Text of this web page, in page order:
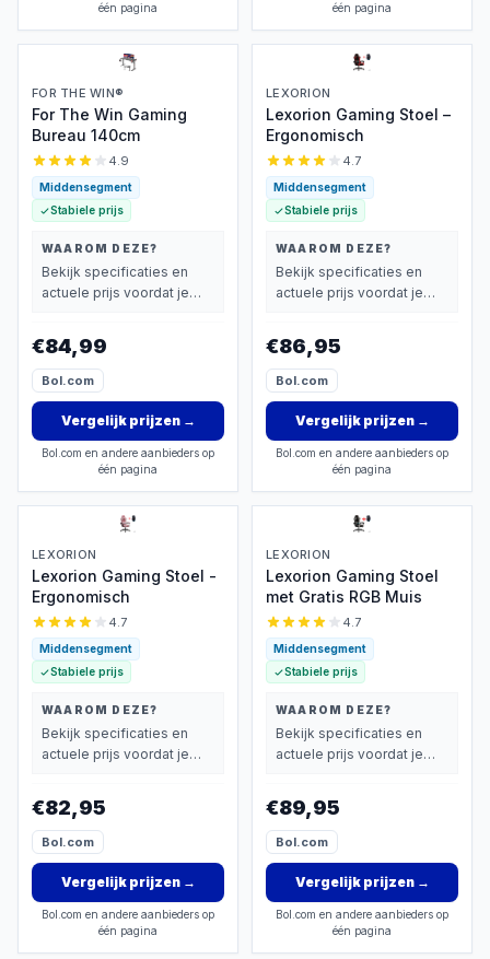
één pagina
één pagina
FOR THE WIN®
For The Win Gaming
Bureau 140cm
4.9
Middensegment
Stabiele prijs
WAAROM DEZE?
Bekijk specificaties en
actuele prijs voordat je
€84,99
Bol.com
Vergelijk prijzen→
Bol.com en andere aanbieders op
één pagina
LEXORION
Lexorion Gaming Stoel –
Ergonomisch
4.7
Middensegment
Stabiele prijs
WAAROM DEZE?
Bekijk specificaties en
actuele prijs voordat je
€86,95
Bol.com
Vergelijk prijzen→
Bol.com en andere aanbieders op
één pagina
LEXORION
Lexorion Gaming Stoel -
Ergonomisch
4.7
Middensegment
Stabiele prijs
WAAROM DEZE?
Bekijk specificaties en
actuele prijs voordat je
€82,95
Bol.com
Vergelijk prijzen→
Bol.com en andere aanbieders op
één pagina
LEXORION
Lexorion Gaming Stoel
met Gratis RGB Muis
4.7
Middensegment
Stabiele prijs
WAAROM DEZE?
Bekijk specificaties en
actuele prijs voordat je
€89,95
Bol.com
Vergelijk prijzen→
Bol.com en andere aanbieders op
één pagina